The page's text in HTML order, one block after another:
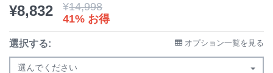
¥8,832 ¥14,998
41% お得
選択する: オプション一覧を見る
選んでください